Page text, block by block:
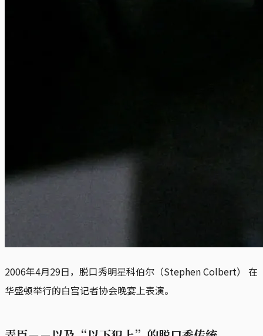
2006年4月29日，脱口秀明星科伯尔（Stephen Colbert） 在
华盛顿举行的白宫记者协会晚宴上表演。